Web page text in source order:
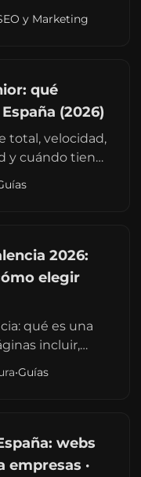
y cómo
y Marketing
qué
(2026)
total, velocidad,
y cuándo tiene
frente a
2026:
elegir
qué es una
incluir,
y
•Guías
webs
empresas ·